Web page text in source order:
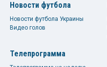
Новости футбола
Новости футбола Украины
Видео голов
Телепрограмма